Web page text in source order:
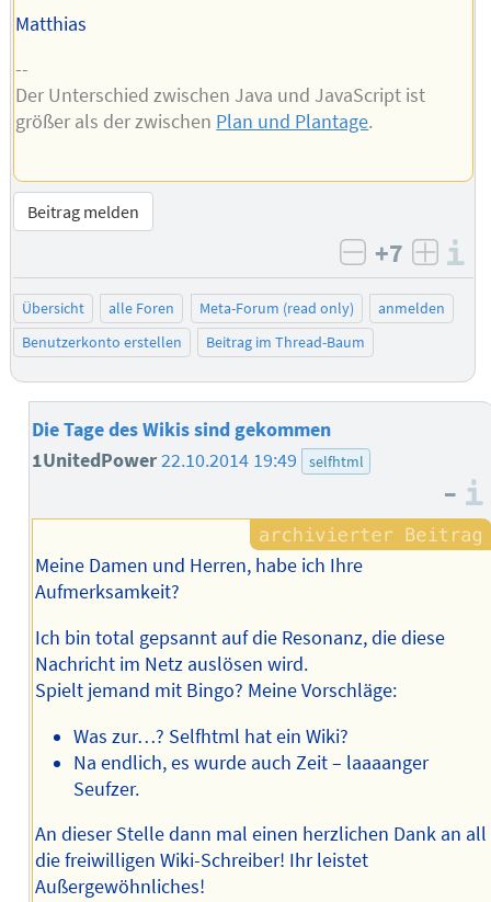
Matthias
--
Der Unterschied zwischen Java und JavaScript ist
größer als der zwischen Plan und Plantage.
Beitrag melden
negativ
+7
Übersicht alle Foren Meta-Forum (read only)
anmelden
Benutzerkonto erstellen
Beitrag im Thread-Baum
Die Tage des Wikis sind gekommen
1UnitedPower22.10.2014 19:49 selfhtml
–
Meine Damen und Herren, habe ich Ihre
Aufmerksamkeit?
Ich bin total gepsannt auf die Resonanz, die diese
Nachricht im Netz auslösen wird.
Spielt jemand mit Bingo? Meine Vorschläge:
Was zur…? Selfhtml hat ein Wiki?
Na endlich, es wurde auch Zeit – laaaanger
Seufzer.
An dieser Stelle dann mal einen herzlichen Dank an all
die freiwilligen Wiki-Schreiber! Ihr leistet
Außergewöhnliches!